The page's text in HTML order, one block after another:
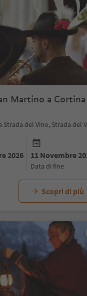
Martino a Cortina
Strada del Vino, Strada del
2026 11 Novembre
data di fine
Scopri di più